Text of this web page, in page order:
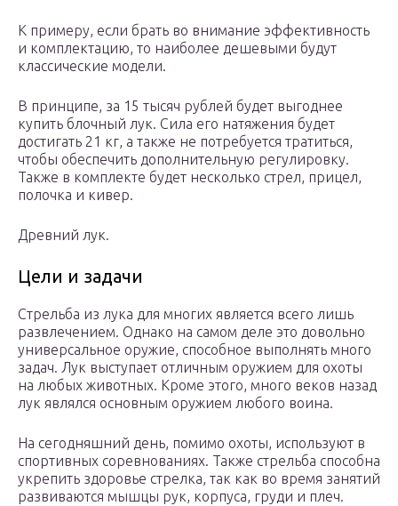
К примеру, если брать во внимание эффективность
и комплектацию, то наиболее дешевыми будут
классические модели.
В принципе, за 15 тысяч рублей будет выгоднее
купить блочный лук. Сила его натяжения будет
достигать 21 кг, а также не потребуется тратиться,
чтобы обеспечить дополнительную регулировку.
Также в комплекте будет несколько стрел, прицел,
полочка и кивер.
Древний лук.
Цели и задачи
Стрельба из лука для многих является всего лишь
развлечением. Однако на самом деле это довольно
универсальное оружие, способное выполнять много
задач. Лук выступает отличным оружием для охоты
на любых животных. Кроме этого, много веков назад
лук являлся основным оружием любого воина.
На сегодняшний день, помимо охоты, используют в
спортивных соревнованиях. Также стрельба способна
укрепить здоровье стрелка, так как во время занятий
развиваются мышцы рук, корпуса, груди и плеч.